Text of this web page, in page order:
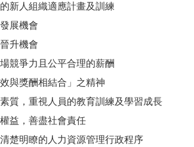
新人組織適應計畫及訓練
展機會
升機會
競爭力且公平合理的薪酬
與獎酬相結合」之精神
質，重視人員的教育訓練及學習成長
益，善盡社會責任
楚明瞭的人力資源管理行政程序